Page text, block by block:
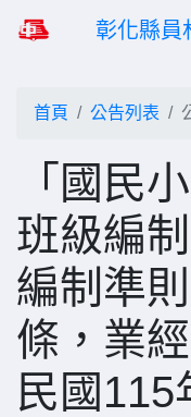
彰化縣員
首頁 公告列表
「國民
班級編
編制準
條，業
民國